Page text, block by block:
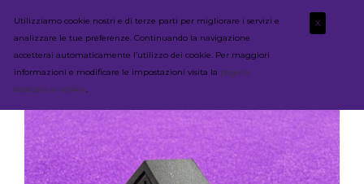
Utilizziamo cookie nostri e di terze parti per migliorare i servizi e
analizzare le tue preferenze. Continuando la navigazione
accetterai automaticamente l’utilizzo dei cookie. Per maggiori
informazioni e modificare le impostazioni visita la pagina
dedicata ai cookie.
X